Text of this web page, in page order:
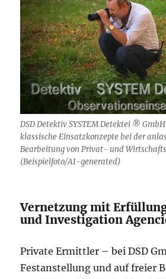
DSD Detektiv SYSTEM Detektei ®
klassische Einsatzkonzepte bei der
Bearbeitung von Privat- und
(Beispielfoto/AI-generated)
Vernetzung mit
und Investigation
Private Ermittler – bei DSD
Festanstellung und auf freier